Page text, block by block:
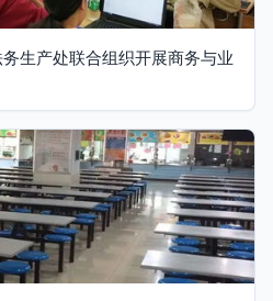
生产处联合组织开展商务与业